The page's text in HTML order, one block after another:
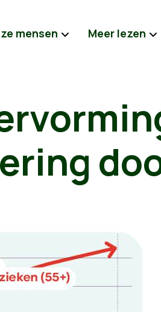
mensen Meer lezen